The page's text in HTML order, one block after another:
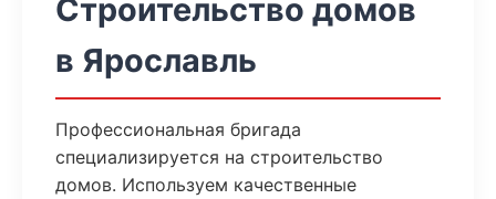
Строительство домов
в Ярославль
Профессиональная бригада
специализируется на строительство
домов. Используем качественные